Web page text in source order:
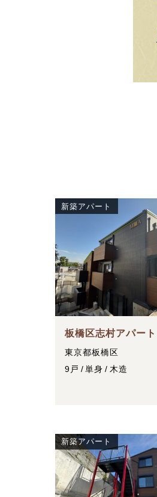
新築アパート
板橋区志村アパート
東京都板橋区
9戸
単身 木造
新築アパート